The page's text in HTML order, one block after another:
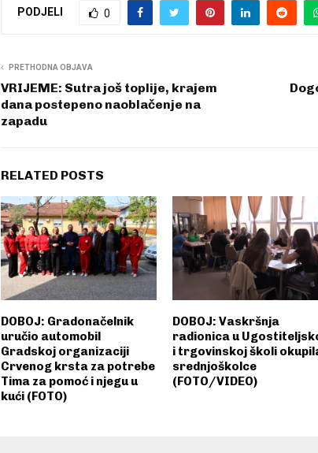
PODJELI 0
PRETHODNA OBJAVA
VRIJEME: Sutra još toplije, krajem
dana postepeno naoblačenje na
zapadu
RELATED POSTS
DOBOJ: Gradonačelnik
uručio automobil
Gradskoj organizaciji
Crvenog krsta za potrebe
Tima za pomoć i njegu u
kući (FOTO)
DOBOJ: Vaskršnja
radionica u
i trgovinskoj školi
srednjoškolce
(FOTO/VIDEO)